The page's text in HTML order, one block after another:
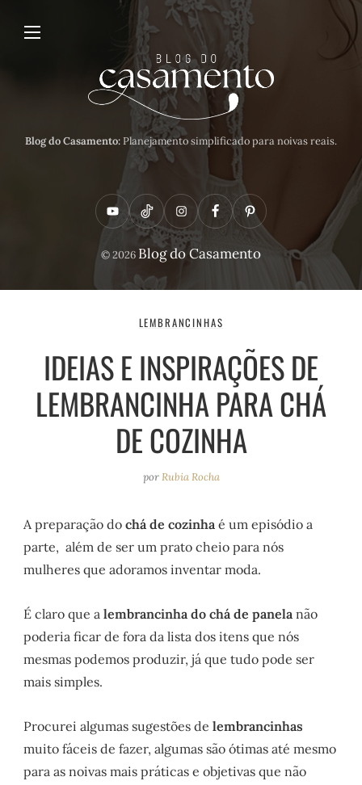
Blog do Casamento:Planejamento simplificado para noivas reais.
Y
o
t
e
T
i
t
o
I
n
t
a
r
a
m
F
a
e
b
o
k
P
i
t
s
t
© 2026 Blog do Casamento
LEMBRANCINHAS
IDEIAS E INSPIRAÇÕES DE
LEMBRANCINHA PARA CHÁ
DE COZINHA
porRubia Rocha
A preparação dochá de cozinha é um episódio a
parte, além de ser um prato cheio para nós
mulheres que adoramos inventar moda.
É claro que alembrancinha do chá de panela não
poderia ficar de fora da lista dos itens que nós
mesmas podemos produzir, já que tudo pode ser
mais simples.
Procurei algumas sugestões delembrancinhas
muito fáceis de fazer, algumas são ótimas até mesmo
para as noivas mais práticas e objetivas que não